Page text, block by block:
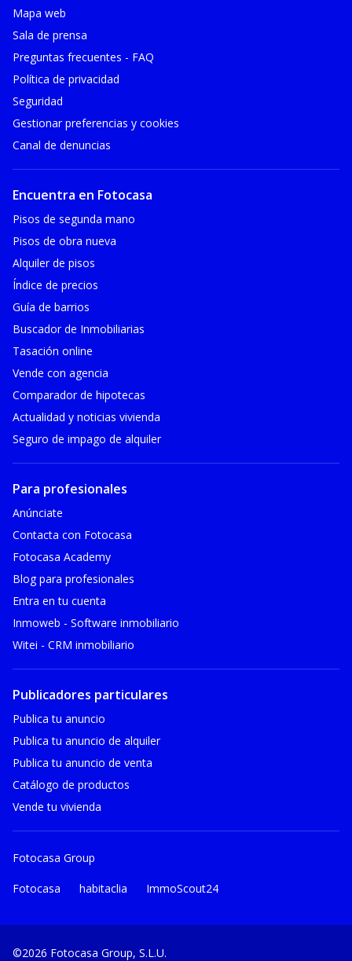
Mapa web
Sala de prensa
Preguntas frecuentes - FAQ
Política de privacidad
Seguridad
Gestionar preferencias y cookies
Canal de denuncias
Encuentra en Fotocasa
Pisos de segunda mano
Pisos de obra nueva
Alquiler de pisos
Índice de precios
Guía de barrios
Buscador de Inmobiliarias
Tasación online
Vende con agencia
Comparador de hipotecas
Actualidad y noticias vivienda
Seguro de impago de alquiler
Para profesionales
Anúnciate
Contacta con Fotocasa
Fotocasa Academy
Blog para profesionales
Entra en tu cuenta
Inmoweb - Software inmobiliario
Witei - CRM inmobiliario
Publicadores particulares
Publica tu anuncio
Publica tu anuncio de alquiler
Publica tu anuncio de venta
Catálogo de productos
Vende tu vivienda
Fotocasa Group
Fotocasa habitaclia ImmoScout24
©2026 Fotocasa Group, S.L.U.